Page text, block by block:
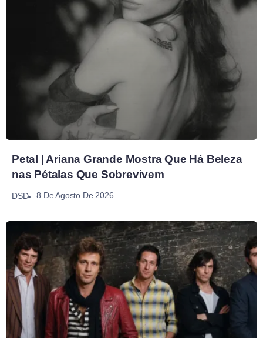
Petal | Ariana Grande Mostra Que Há Beleza
nas Pétalas Que Sobrevivem
DSD 8 De Agosto De 2026